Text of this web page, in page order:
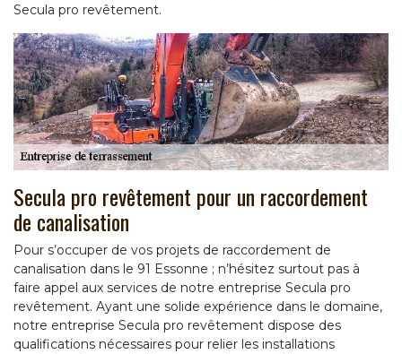
Secula pro revêtement.
Secula pro revêtement pour un raccordement
de canalisation
Pour s’occuper de vos projets de raccordement de
canalisation dans le 91 Essonne ; n’hésitez surtout pas à
faire appel aux services de notre entreprise Secula pro
revêtement. Ayant une solide expérience dans le domaine,
notre entreprise Secula pro revêtement dispose des
qualifications nécessaires pour relier les installations